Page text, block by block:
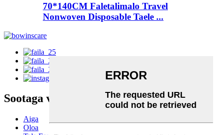
70*140CM Faletalimalo Travel
Nonwoven Disposable Taele ...
Sootaga vave
Aiga
Oloa